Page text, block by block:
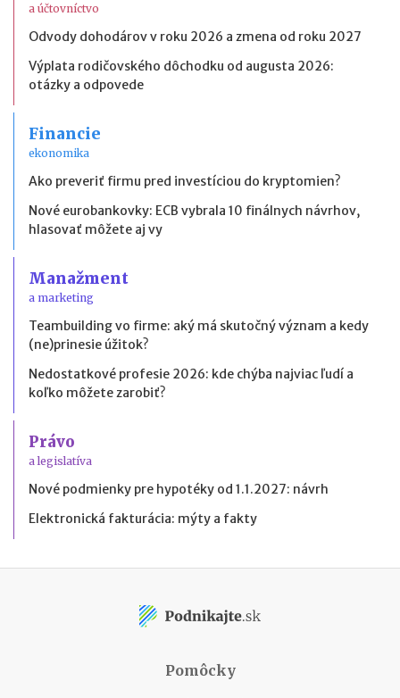
a účtovníctvo
Odvody dohodárov v roku 2026 a zmena od roku 2027
Výplata rodičovského dôchodku od augusta 2026:
otázky a odpovede
Financie
ekonomika
Ako preveriť firmu pred investíciou do kryptomien?
Nové eurobankovky: ECB vybrala 10 finálnych návrhov,
hlasovať môžete aj vy
Manažment
a marketing
Teambuilding vo firme: aký má skutočný význam a kedy
(ne)prinesie úžitok?
Nedostatkové profesie 2026: kde chýba najviac ľudí a
koľko môžete zarobiť?
Právo
a legislatíva
Nové podmienky pre hypotéky od 1.1.2027: návrh
Elektronická fakturácia: mýty a fakty
Pomôcky